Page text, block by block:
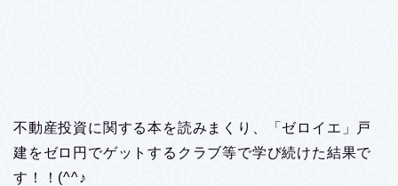
不動産投資に関する本を読みまくり、「ゼロイエ」戸
建をゼロ円でゲットするクラブ等で学び続けた結果で
す！！(^^♪